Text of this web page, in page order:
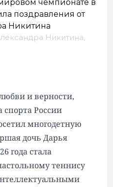
Никитина,
и верности,
России
многодетную
дочь Дарья
года стала
теннису